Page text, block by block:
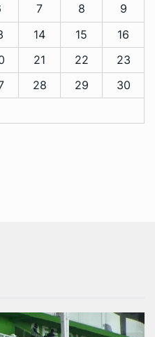
7 8
9
14 15
16
21 22
23
28 29
30